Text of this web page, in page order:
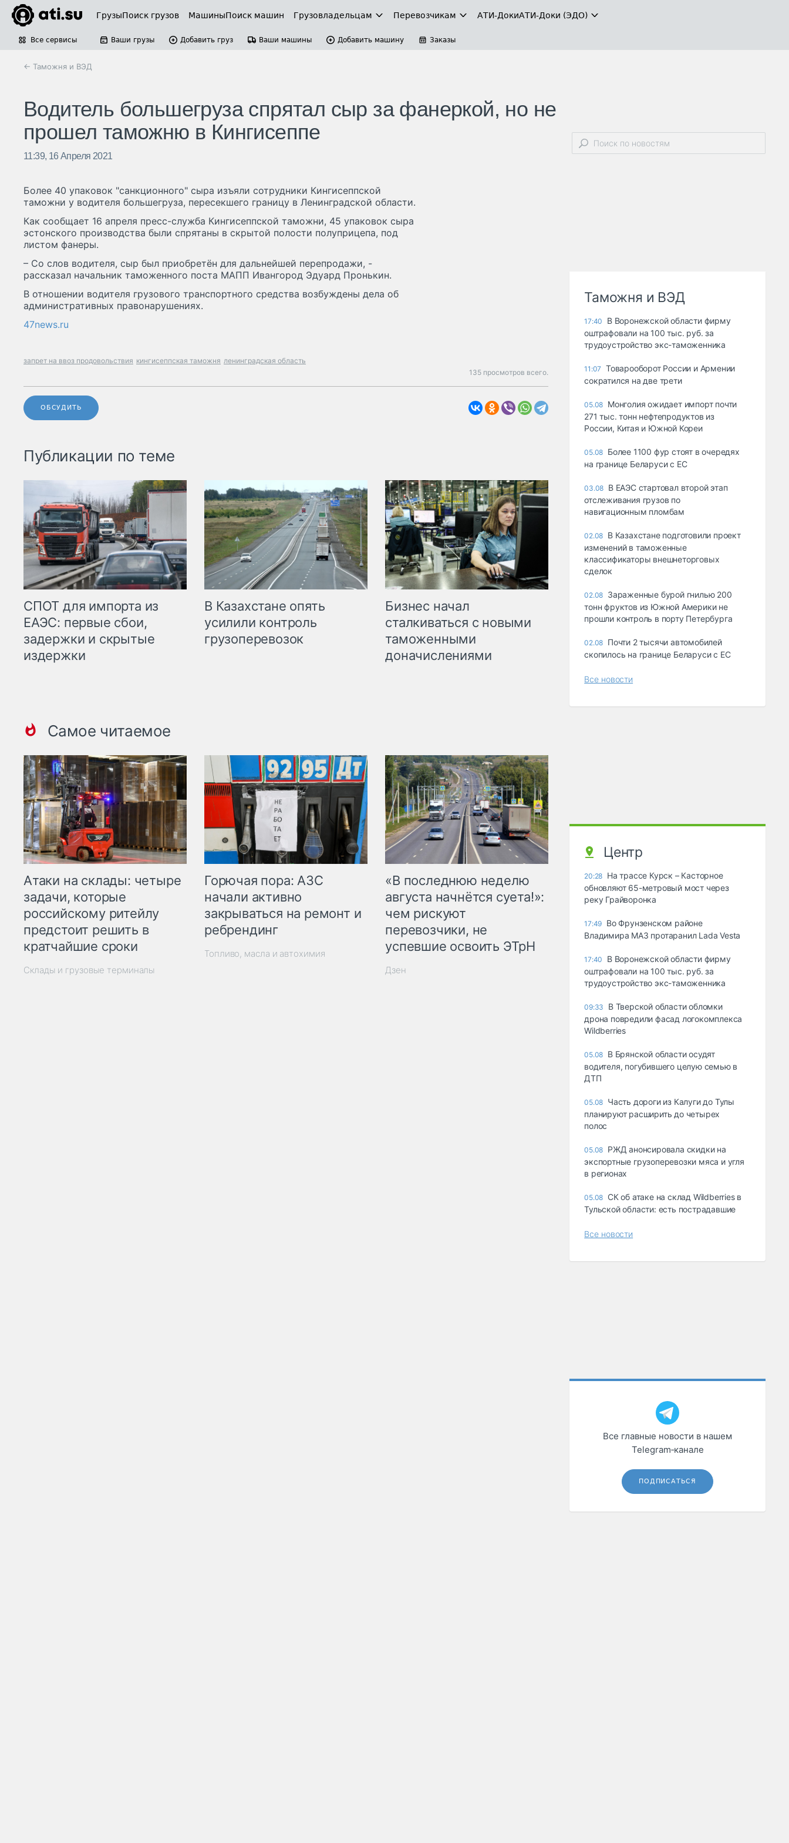
ГрузыПоиск грузов МашиныПоиск машин Грузовладельцам Перевозчикам АТИ-ДокиАТИ-Доки (ЭДО)
Все сервисы Ваши грузы Добавить груз Ваши машины Добавить машину Заказы
← Таможня и ВЭД
Водитель большегруза спрятал сыр за фанеркой, но не
прошел таможню в Кингисеппе
11:39, 16 Апреля 2021
Более 40 упаковок "санкционного" сыра изъяли сотрудники Кингисеппской
таможни у водителя большегруза, пересекшего границу в Ленинградской области.
Как сообщает 16 апреля пресс-служба Кингисеппской таможни, 45 упаковок сыра
эстонского производства были спрятаны в скрытой полости полуприцепа, под
листом фанеры.
– Со слов водителя, сыр был приобретён для дальнейшей перепродажи, -
рассказал начальник таможенного поста МАПП Ивангород Эдуард Пронькин.
В отношении водителя грузового транспортного средства возбуждены дела об
административных правонарушениях.
47news.ru
запрет на ввоз продовольствия кингисеппская таможня ленинградская область
135 просмотров всего.
ОБСУДИТЬ
Публикации по теме
СПОТ для импорта из
ЕАЭС: первые сбои,
задержки и скрытые
издержки
В Казахстане опять
усилили контроль
грузоперевозок
Бизнес начал
сталкиваться с новыми
таможенными
доначислениями
Самое читаемое
Атаки на склады: четыре
задачи, которые
российскому ритейлу
предстоит решить в
кратчайшие сроки
Склады и грузовые терминалы
Горючая пора: АЗС
начали активно
закрываться на ремонт и
ребрендинг
Топливо, масла и автохимия
«В последнюю неделю
августа начнётся суета!»:
чем рискуют
перевозчики, не
успевшие освоить ЭТрН
Дзен
Таможня и ВЭД
17:40
В Воронежской области фирму
оштрафовали на 100 тыс. руб. за
трудоустройство экс-таможенника
11:07
Товарооборот России и Армении
сократился на две трети
05.08 Монголия ожидает импорт почти
271 тыс. тонн нефтепродуктов из
России, Китая и Южной Кореи
05.08 Более 1100 фур стоят в очередях
на границе Беларуси с ЕС
03.08 В ЕАЭС стартовал второй этап
отслеживания грузов по
навигационным пломбам
02.08 В Казахстане подготовили проект
изменений в таможенные
классификаторы внешнеторговых
сделок
02.08 Зараженные бурой гнилью 200
тонн фруктов из Южной Америки не
прошли контроль в порту Петербурга
02.08 Почти 2 тысячи автомобилей
скопилось на границе Беларуси с ЕС
Все новости
Центр
20:28 На трассе Курск – Касторное
обновляют 65-метровый мост через
реку Грайворонка
17:49 Во Фрунзенском районе
Владимира МАЗ протаранил Lada Vesta
17:40
В Воронежской области фирму
оштрафовали на 100 тыс. руб. за
трудоустройство экс-таможенника
09:33
В Тверской области обломки
дрона повредили фасад логокомплекса
Wildberries
05.08 В Брянской области осудят
водителя, погубившего целую семью в
ДТП
05.08 Часть дороги из Калуги до Тулы
планируют расширить до четырех
полос
05.08 РЖД анонсировала скидки на
экспортные грузоперевозки мяса и угля
в регионах
05.08 СК об атаке на склад Wildberries в
Тульской области: есть пострадавшие
Все новости
Все главные новости в нашем
Telegram‑канале
ПОДПИСАТЬСЯ